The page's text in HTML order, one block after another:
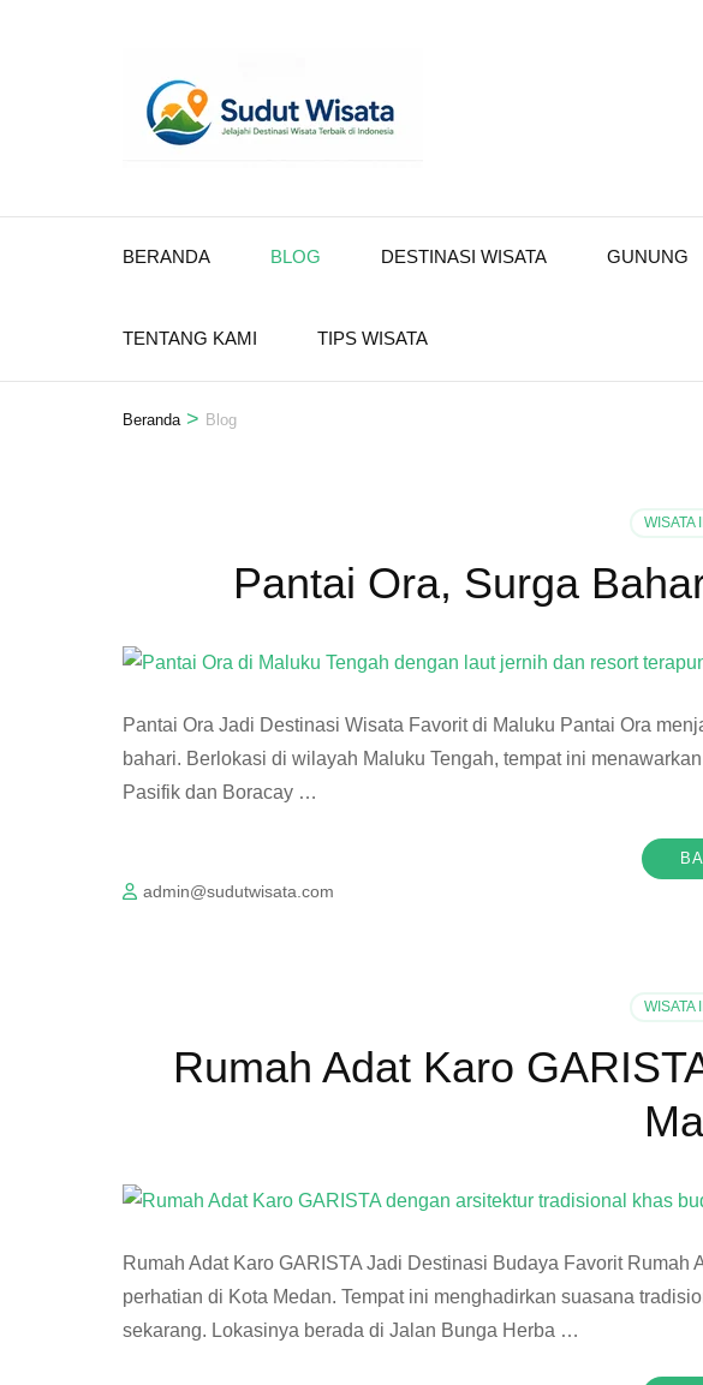
BERANDA BLOG DESTINASI WISATA GUNUNG
TENTANG KAMI TIPS WISATA
Beranda > Blog
WISATA
Pantai Ora, Surga
Pantai Ora Jadi Destinasi Wisata Favorit di Maluku Pantai Ora
bahari. Berlokasi di wilayah Maluku Tengah, tempat ini
Pasifik dan Boracay …
admin@sudutwisata.com
WISATA
Rumah Adat Karo
Rumah Adat Karo GARISTA Jadi Destinasi Budaya Favorit
perhatian di Kota Medan. Tempat ini menghadirkan suasana
sekarang. Lokasinya berada di Jalan Bunga Herba …